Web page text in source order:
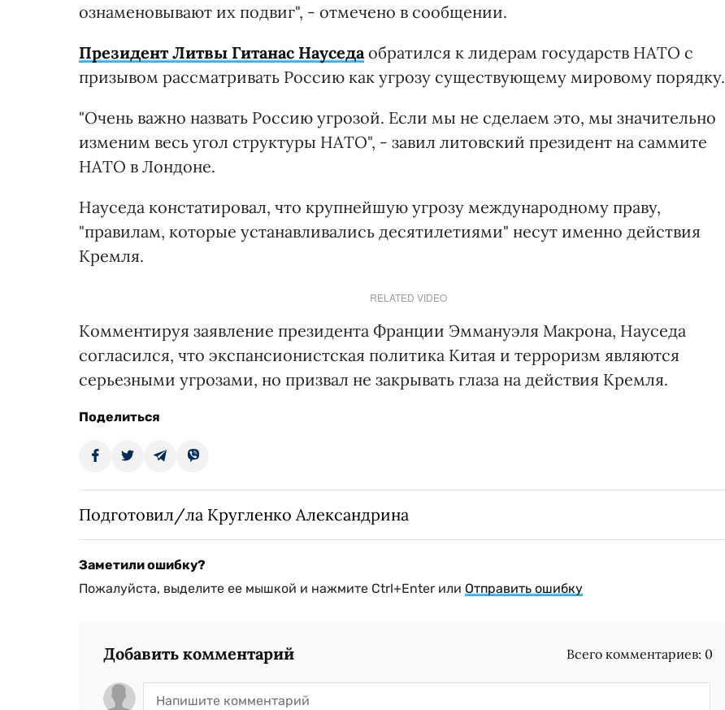
ознаменовывают их подвиг", - отмечено в сообщении.
Президент Литвы Гитанас Науседа обратился к лидерам государств НАТО с
призывом рассматривать Россию как угрозу существующему мировому порядку.
"Очень важно назвать Россию угрозой. Если мы не сделаем это, мы значительно
изменим весь угол структуры НАТО", - завил литовский президент на саммите
НАТО в Лондоне.
Науседа констатировал, что крупнейшую угрозу международному праву,
"правилам, которые устанавливались десятилетиями" несут именно действия
Кремля.
RELATED VIDEO
Комментируя заявление президента Франции Эммануэля Макрона, Науседа
согласился, что экспансионистская политика Китая и терроризм являются
серьезными угрозами, но призвал не закрывать глаза на действия Кремля.
Поделиться
Подготовил/ла Кругленко Александрина
Заметили ошибку?
Пожалуйста, выделите ее мышкой и нажмите Ctrl+Enter или Отправить ошибку
Добавить комментарий Всего комментариев: 0